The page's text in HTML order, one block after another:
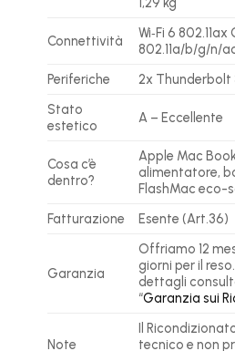
Connettività
Wi‑Fi 6
802.11a/b/g/n/
Periferiche
2x Thunderbolt
Stato
estetico
A – Eccellente
Cosa c’è
dentro?
Apple Mac
alimentatore,
FlashMac eco-
Fatturazione
Esente (Art.36)
Garanzia
Offriamo 12
giorni per il
dettagli
“Garanzia sui
Note
Il
tecnico e non